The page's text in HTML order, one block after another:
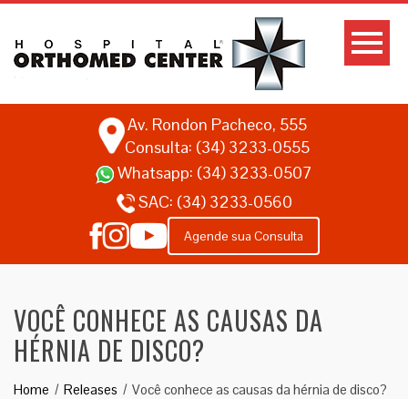
Av. Rondon Pacheco, 555
Consulta: (34) 3233-0555
Whatsapp: (34) 3233-0507
SAC: (34) 3233-0560
Agende sua Consulta
VOCÊ CONHECE AS CAUSAS DA
HÉRNIA DE DISCO?
Home Releases Você conhece as causas da hérnia de disco?